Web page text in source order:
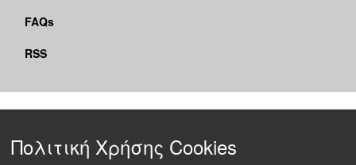
FAQs
RSS
Πολιτική Χρήσης Cookies